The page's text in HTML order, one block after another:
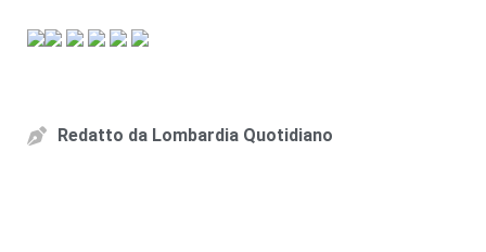
Redatto da Lombardia Quotidiano